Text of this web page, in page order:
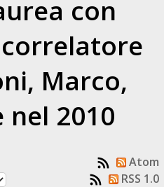
con
Marco,
nel 2010
Atom
RSS 1.0